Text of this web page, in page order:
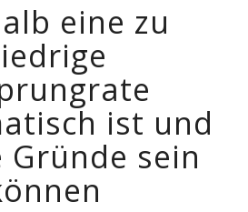
eine zu
ist und
Gründe sein